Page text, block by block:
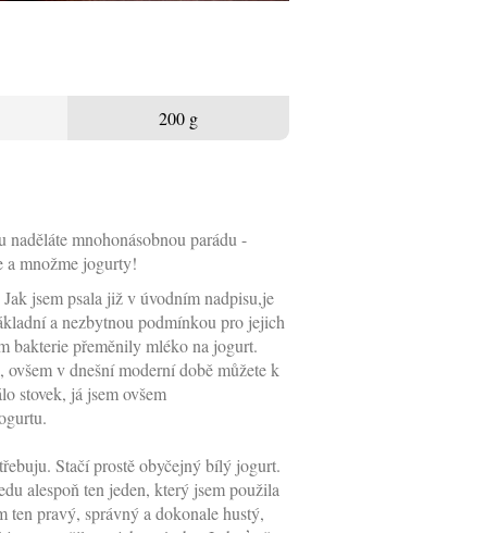
200 g
mnohonásobnou parádu -
a množme jogurty!
jsem psala již v úvodním nadpisu,je
a nezbytnou podmínkou pro jejich
bakterie přeměnily mléko na jogurt.
v dnešní moderní době můžete k
stovek, já jsem ovšem
Stačí prostě obyčejný bílý jogurt.
alespoň ten jeden, který jsem použila
ten pravý, správný a dokonale hustý,